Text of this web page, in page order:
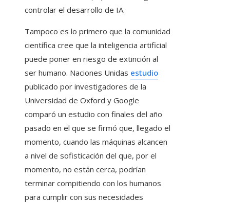
controlar el desarrollo de IA.
Tampoco es lo primero que la comunidad
científica cree que la inteligencia artificial
puede poner en riesgo de extinción al
ser humano. Naciones Unidas estudio
publicado por investigadores de la
Universidad de Oxford y Google
comparó un estudio con finales del año
pasado en el que se firmó que, llegado el
momento, cuando las máquinas alcancen
a nivel de sofisticación del que, por el
momento, no están cerca, podrían
terminar compitiendo con los humanos
para cumplir con sus necesidades